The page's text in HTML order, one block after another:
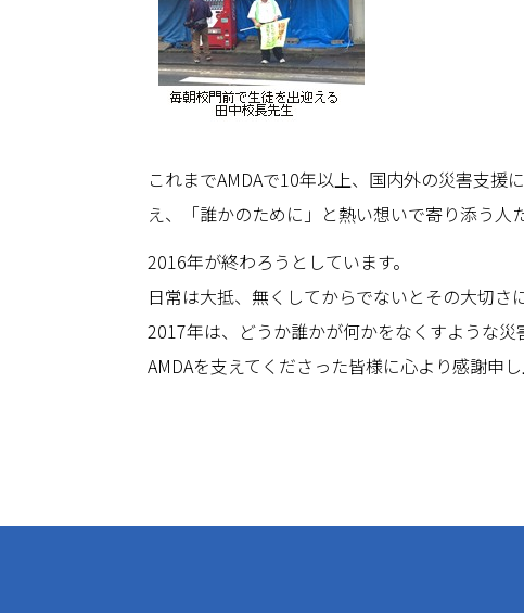
これまでAMDAで10年以上、国内外の災害支
え、「誰かのために」と熱い想いで寄り添う人
2016年が終わろうとしています。
日常は大抵、無くしてからでないとその大切さ
2017年は、どうか誰かが何かをなくすような災
AMDAを支えてくださった皆様に心より感謝申